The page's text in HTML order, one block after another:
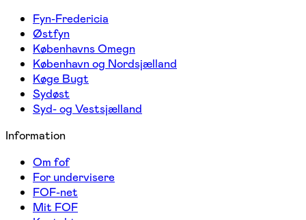
Fyn-Fredericia
Østfyn
Københavns Omegn
København og Nordsjælland
Køge Bugt
Sydøst
Syd- og Vestsjælland
Information
Om fof
For undervisere
FOF-net
Mit FOF